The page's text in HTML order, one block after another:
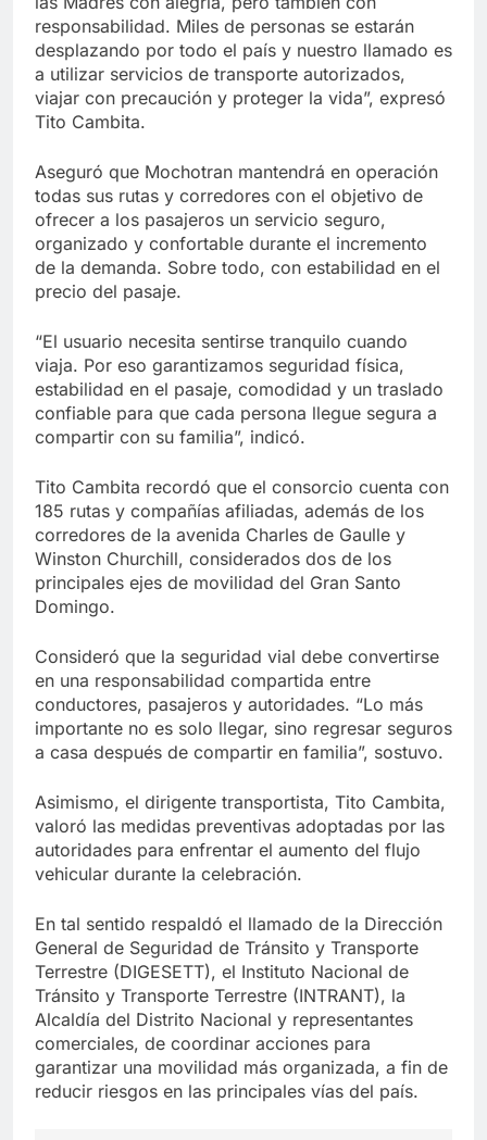
responsabilidad. Miles de personas se estarán
desplazando por todo el país y nuestro llamado es
a utilizar servicios de transporte autorizados,
viajar con precaución y proteger la vida”, expresó
Tito Cambita.
Aseguró que Mochotran mantendrá en operación
todas sus rutas y corredores con el objetivo de
ofrecer a los pasajeros un servicio seguro,
organizado y confortable durante el incremento
de la demanda. Sobre todo, con estabilidad en el
precio del pasaje.
“El usuario necesita sentirse tranquilo cuando
viaja. Por eso garantizamos seguridad física,
estabilidad en el pasaje, comodidad y un traslado
confiable para que cada persona llegue segura a
compartir con su familia”, indicó.
Tito Cambita recordó que el consorcio cuenta con
185 rutas y compañías afiliadas, además de los
corredores de la avenida Charles de Gaulle y
Winston Churchill, considerados dos de los
principales ejes de movilidad del Gran Santo
Domingo.
Consideró que la seguridad vial debe convertirse
en una responsabilidad compartida entre
conductores, pasajeros y autoridades. “Lo más
importante no es solo llegar, sino regresar seguros
a casa después de compartir en familia”, sostuvo.
Asimismo, el dirigente transportista, Tito Cambita,
valoró las medidas preventivas adoptadas por las
autoridades para enfrentar el aumento del flujo
vehicular durante la celebración.
En tal sentido respaldó el llamado de la Dirección
General de Seguridad de Tránsito y Transporte
Terrestre (DIGESETT), el Instituto Nacional de
Tránsito y Transporte Terrestre (INTRANT), la
Alcaldía del Distrito Nacional y representantes
comerciales, de coordinar acciones para
garantizar una movilidad más organizada, a fin de
reducir riesgos en las principales vías del país.